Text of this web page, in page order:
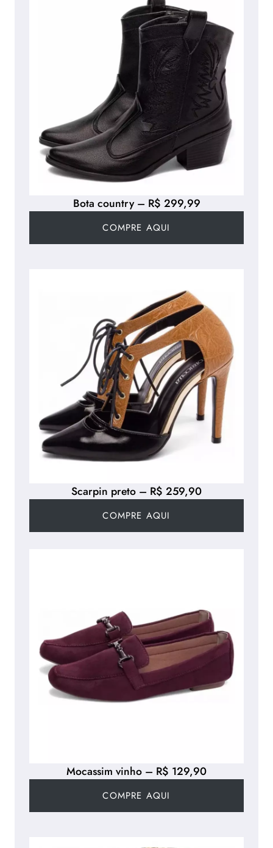
Scarpin preto – R$ 259,90
COMPRE AQUI
Bota country – R$ 299,99
COMPRE AQUI
Mocassim vinho – R$ 129,90
COMPRE AQUI